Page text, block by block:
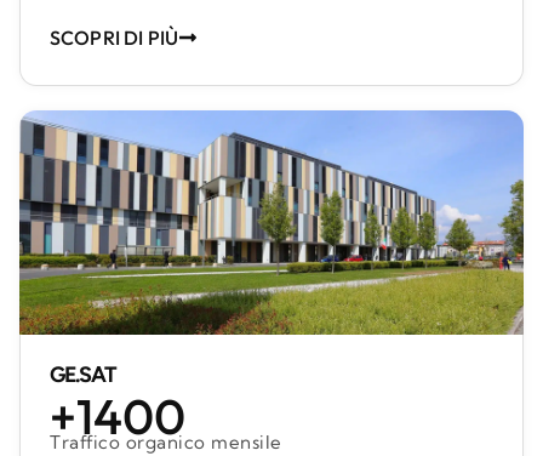
SCOPRI DI PIÙ
GE.SAT
+1400
Traffico organico mensile